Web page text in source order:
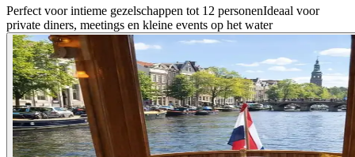
Perfect voor intieme gezelschappen tot 12 personenIdeaal voor
private diners, meetings en kleine events op het water